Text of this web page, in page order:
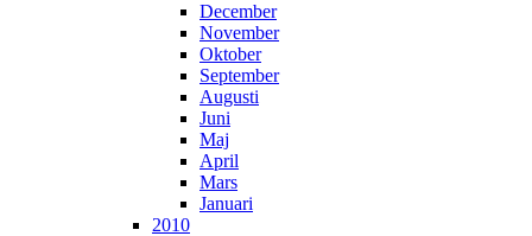
December
November
Oktober
September
Augusti
Juni
Maj
April
Mars
Januari
2010